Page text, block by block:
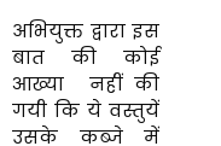
अभियुक्त द्वारा इस
बात की कोई
आख्या नहीं की
गयी कि ये वस्तुयें
उसके कब्जे में